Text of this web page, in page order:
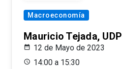
Macroeconomía
Mauricio Tejada, UDP
12 de Mayo de 2023
14:00 a 15:30